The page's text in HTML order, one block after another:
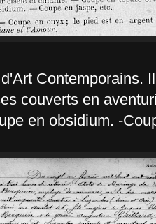
Contemporains.
couverts en
en obsidium. -